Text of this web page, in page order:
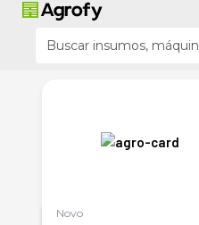
Novo